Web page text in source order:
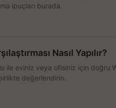
ipuçları burada.
Nasıl Yapılır?
ile eviniz veya ofisiniz için doğru
değerlendirin.